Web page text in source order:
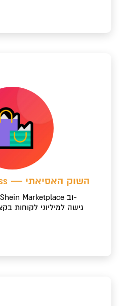
שיין ו-AliExpress — השוק האסיאתי